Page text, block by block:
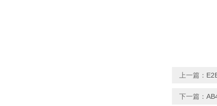
上一篇：
下一篇：